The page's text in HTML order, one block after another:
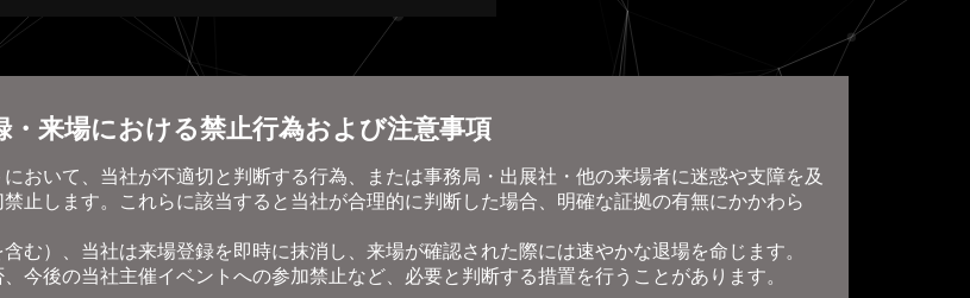
・来場における禁止行為および注意事項
おいて、当社が不適切と判断する行為、または事務局・出展社・他の来場者に迷惑や支障を及
止します。これらに該当すると当社が合理的に判断した場合、明確な証拠の有無にかかわら
む）、当社は来場登録を即時に抹消し、来場が確認された際には速やかな退場を命じます。
今後の当社主催イベントへの参加禁止など、必要と判断する措置を行うことがあります。